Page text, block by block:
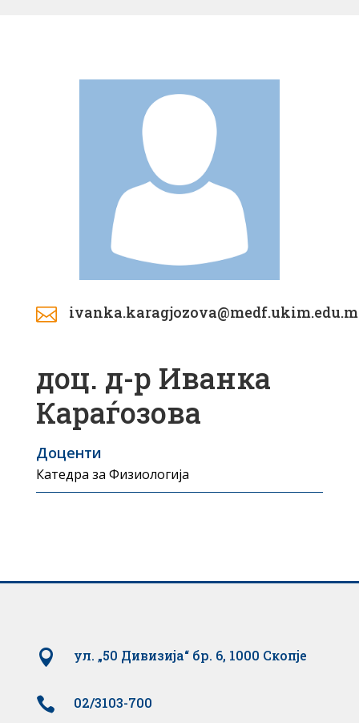

доц. д-р Иванка
Караѓозова
Доценти
Катедра за Физиологија
 ул. „50 Дивизија“ бр. 6, 1000 Скопје
 02/3103-700